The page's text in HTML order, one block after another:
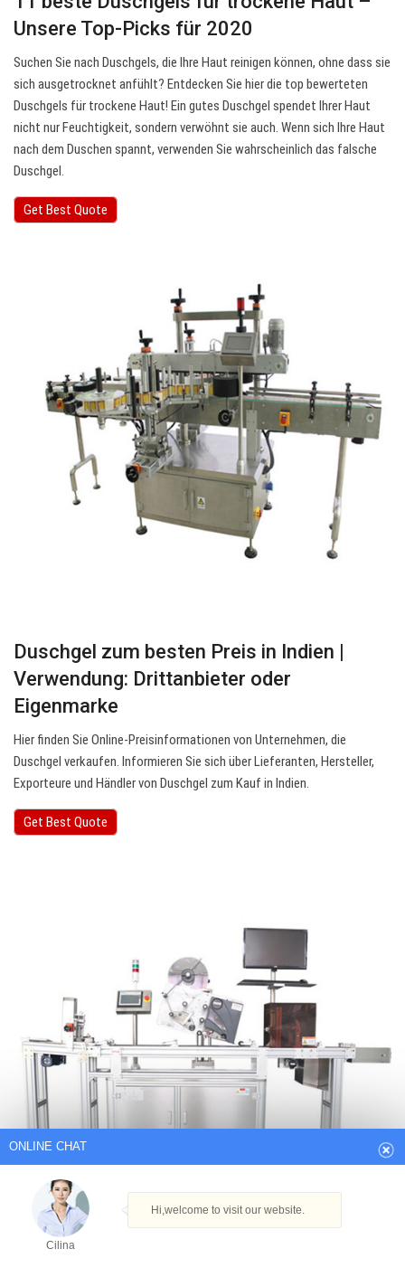
Unsere Top-Picks für 2020
Suchen Sie nach Duschgels, die Ihre Haut reinigen können, ohne dass sie
sich ausgetrocknet anfühlt? Entdecken Sie hier die top bewerteten
Duschgels für trockene Haut! Ein gutes Duschgel spendet Ihrer Haut
nicht nur Feuchtigkeit, sondern verwöhnt sie auch. Wenn sich Ihre Haut
nach dem Duschen spannt, verwenden Sie wahrscheinlich das falsche
Duschgel.
Get Best Quote
Duschgel zum besten Preis in Indien |
Verwendung: Drittanbieter oder
Eigenmarke
Hier finden Sie Online-Preisinformationen von Unternehmen, die
Duschgel verkaufen. Informieren Sie sich über Lieferanten, Hersteller,
Exporteure und Händler von Duschgel zum Kauf in Indien.
Get Best Quote
ONLINE CHAT
Hi,welcome to visit our website.
Cilina